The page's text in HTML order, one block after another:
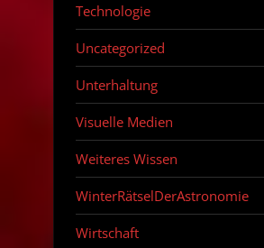
Technologie
Uncategorized
Unterhaltung
Visuelle Medien
Weiteres Wissen
WinterRätselDerAstronomie
Wirtschaft